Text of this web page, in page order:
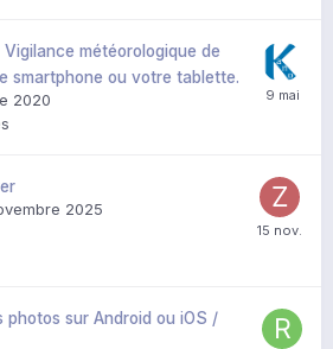
météorologique de
smartphone ou votre tablette.
2020
2025
photos sur Android ou iOS /